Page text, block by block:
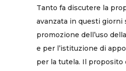
Tanto fa discutere la
avanzata in questi giorni
promozione dell’uso
e per l’istituzione di
per la tutela. Il proposito